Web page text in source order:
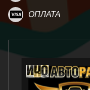
ОПЛАТА